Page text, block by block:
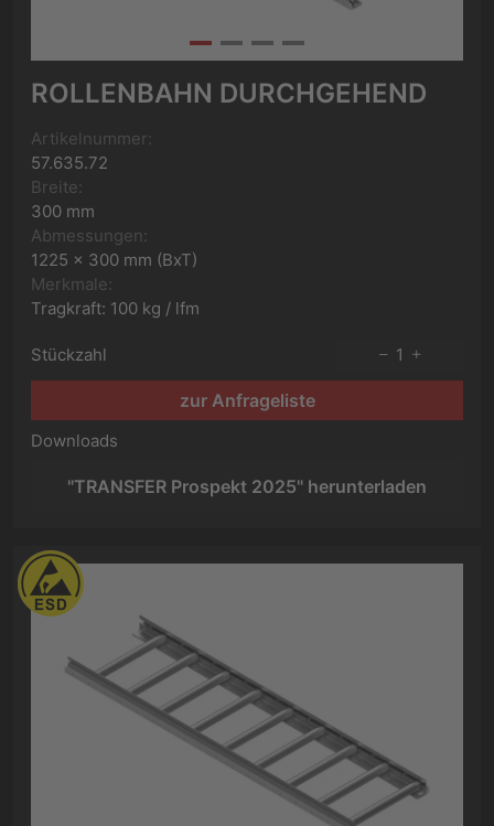
ROLLENBAHN DURCHGEHEND
Artikelnummer:
57.635.72
Breite:
300 mm
Abmessungen:
1225 x 300 mm (BxT)
Merkmale:
Tragkraft: 100 kg / lfm
Stückzahl 1
zur Anfrageliste
Downloads
"TRANSFER Prospekt 2025" herunterladen